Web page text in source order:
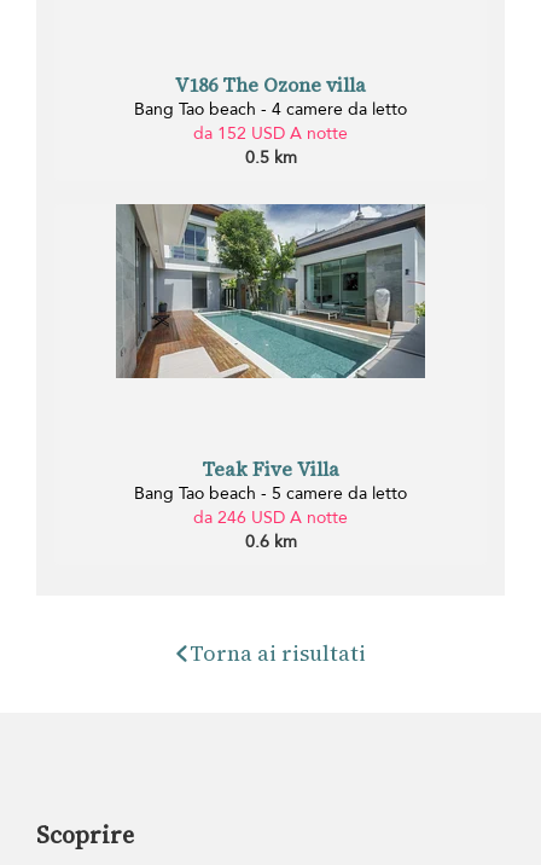
V186 The Ozone villa
Bang Tao beach - 4 camere da letto
da 152 USD A notte
0.5 km
Teak Five Villa
Bang Tao beach - 5 camere da letto
da 246 USD A notte
0.6 km
Torna ai risultati
Scoprire